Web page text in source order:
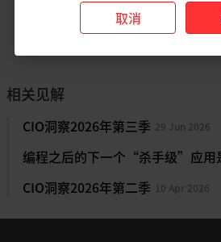
数据源：彭博，星展集团
这是否意味黄金不再是避险资产？
上取决于美伊战争如何演变。如果
压力。反之，如果冲突持续且海峡保
临“轻度停滞性通胀”情境，即经济
时上升。在撰写本文时，冲突似乎
况下，黄金可能无法受惠，因为较
加持有非收益资产的机会成本。
通胀对黄金的影响分岐。历史上，
免责声明和重要说明
及/或分发，仅供参阅。本信息仅供
可，不得复制、传送或传播给任何其他
推荐、邀请或招揽，本信息并不意图
于认购或达成任何交易的要约，亦不
提供会计、法律或税务意见或投资推
或推荐而加以依赖，读者不应以本信
并不作为顾问行事，亦不就任何财务
相关见解
CIO洞察2026年第三季 29 Jun 2026
编程之后的下一个“杀手级”应用
CIO洞察2026年第二季 10 Apr 2026
DBS Research Disclaimer
not directed to, or intended for
located in any locality, state,
(including but not limited to citizens
United States of America) where
publication, availability or use would
regulation.
This Information is not an offer to
an offer to buy any security in any
取消